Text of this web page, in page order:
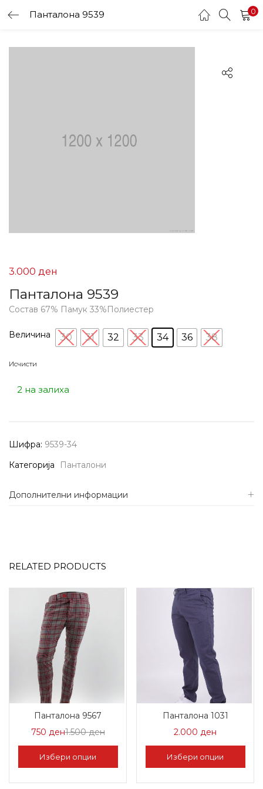
Панталона 9539 0
Панталона 9539
3.000 ден
Состав 67% Памук 33%Полиестер
Величина 30 31 32 33 34 36 38
Исчисти
2 на залиха
Шифра: 9539-34
Категорија
Панталони
Дополнителни информации
RELATED PRODUCTS
Панталона 9567
750 денЦена
на
Попуст:
1.500денНормална
Цена
Избери опции
Панталона 1031
2.000 ден
Избери опции
LOGIN
Remember me